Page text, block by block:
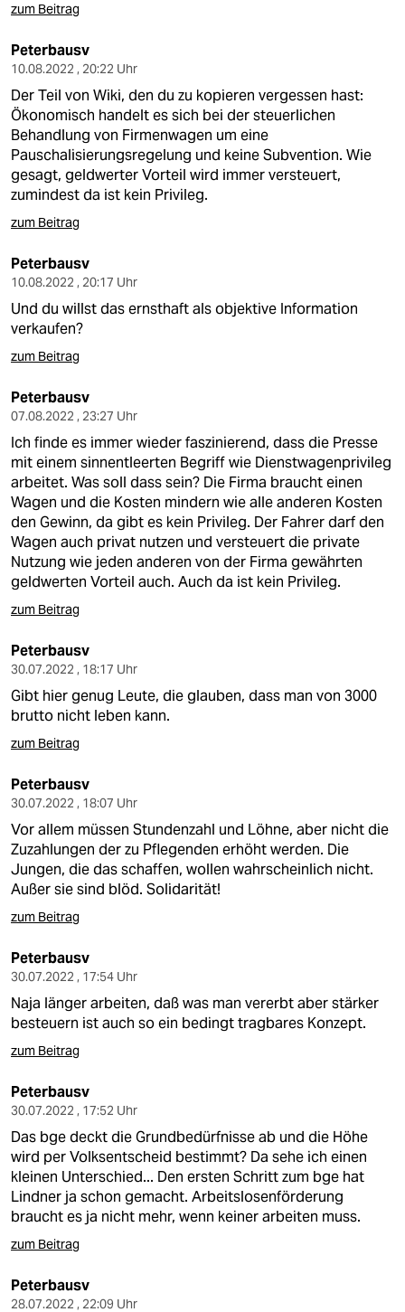
zum Beitrag
Peterbausv
10.08.2022 , 20:22 Uhr
Der Teil von Wiki, den du zu kopieren vergessen hast:
Ökonomisch handelt es sich bei der steuerlichen
Behandlung von Firmenwagen um eine
Pauschalisierungsregelung und keine Subvention. Wie
gesagt, geldwerter Vorteil wird immer versteuert,
zumindest da ist kein Privileg.
zum Beitrag
Peterbausv
10.08.2022 , 20:17 Uhr
Und du willst das ernsthaft als objektive Information
verkaufen?
zum Beitrag
Peterbausv
07.08.2022 , 23:27 Uhr
Ich finde es immer wieder faszinierend, dass die Presse
mit einem sinnentleerten Begriff wie Dienstwagenprivileg
arbeitet. Was soll dass sein? Die Firma braucht einen
Wagen und die Kosten mindern wie alle anderen Kosten
den Gewinn, da gibt es kein Privileg. Der Fahrer darf den
Wagen auch privat nutzen und versteuert die private
Nutzung wie jeden anderen von der Firma gewährten
geldwerten Vorteil auch. Auch da ist kein Privileg.
zum Beitrag
Peterbausv
30.07.2022 , 18:17 Uhr
Gibt hier genug Leute, die glauben, dass man von 3000
brutto nicht leben kann.
zum Beitrag
Peterbausv
30.07.2022 , 18:07 Uhr
Vor allem müssen Stundenzahl und Löhne, aber nicht die
Zuzahlungen der zu Pflegenden erhöht werden. Die
Jungen, die das schaffen, wollen wahrscheinlich nicht.
Außer sie sind blöd. Solidarität!
zum Beitrag
Peterbausv
30.07.2022 , 17:54 Uhr
Naja länger arbeiten, daß was man vererbt aber stärker
besteuern ist auch so ein bedingt tragbares Konzept.
zum Beitrag
Peterbausv
30.07.2022 , 17:52 Uhr
Das bge deckt die Grundbedürfnisse ab und die Höhe
wird per Volksentscheid bestimmt? Da sehe ich einen
kleinen Unterschied... Den ersten Schritt zum bge hat
Lindner ja schon gemacht. Arbeitslosenförderung
braucht es ja nicht mehr, wenn keiner arbeiten muss.
zum Beitrag
Peterbausv
28.07.2022 , 22:09 Uhr